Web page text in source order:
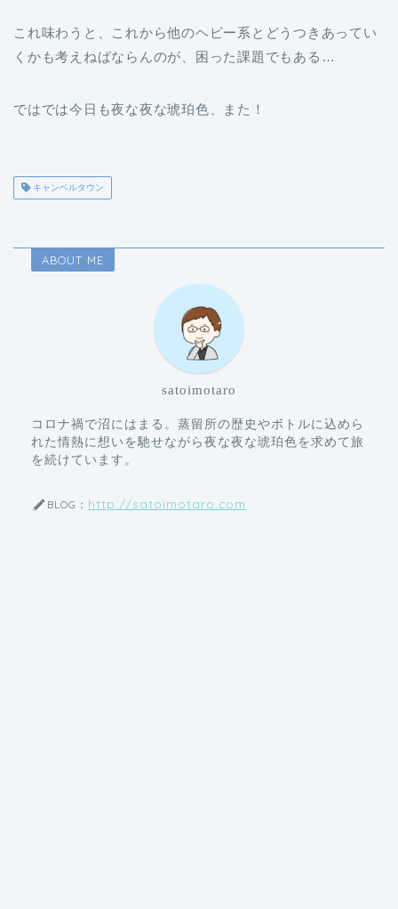
これ味わうと、これから他のヘビー系とどうつきあってい
くかも考えねばならんのが、困った課題でもある…
ではでは今日も夜な夜な琥珀色、また！
キャンベルタウン
ABOUT ME
satoimotaro
コロナ禍で沼にはまる。蒸留所の歴史やボトルに込めら
れた情熱に想いを馳せながら夜な夜な琥珀色を求めて旅
を続けています。
BLOG： http://satoimotaro.com